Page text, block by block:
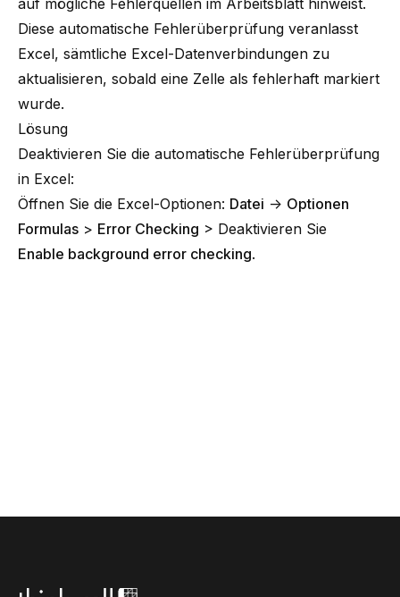
auf mögliche Fehlerquellen im Arbeitsblatt hinweist.
Diese automatische Fehlerüberprüfung veranlasst
Excel, sämtliche Excel-Datenverbindungen zu
aktualisieren, sobald eine Zelle als fehlerhaft markiert
wurde.
Lösung
Deaktivieren Sie die automatische Fehlerüberprüfung
in Excel:
Öffnen Sie die Excel-Optionen: Datei → Optionen
Formulas > Error Checking > Deaktivieren Sie
Enable background error checking.